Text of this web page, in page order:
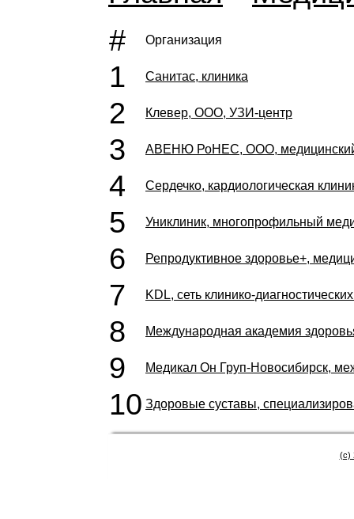
#
Организация
1 Санитас, клиника
2 Клевер, ООО, УЗИ-центр
3 АВЕНЮ РоНЕС, ООО,
4 Сердечко, кардиологическая
5 Униклиник, многопрофильный
6 Репродуктивное здоровье+,
7 KDL, сеть клинико-
8 Международная академия
9 Медикал Он Груп-Новосибирск,
10 Здоровые суставы,
(c)